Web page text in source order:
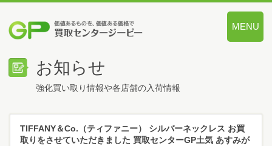
MENU
お知らせ
強化買い取り情報や各店舗の入荷情報
TIFFANY＆Co.（ティファニー） シルバーネックレス お買
取りをさせていただきました 買取センターGP土気 あすみが